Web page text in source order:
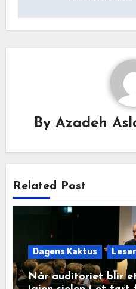
By Azadeh
Related Post
Dagens Kaktus
Når auditoriet blir